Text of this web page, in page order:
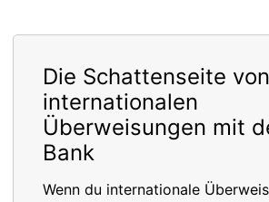
Die Schattenseite von
internationalen
Überweisungen mit
Bank
Wenn du internationale